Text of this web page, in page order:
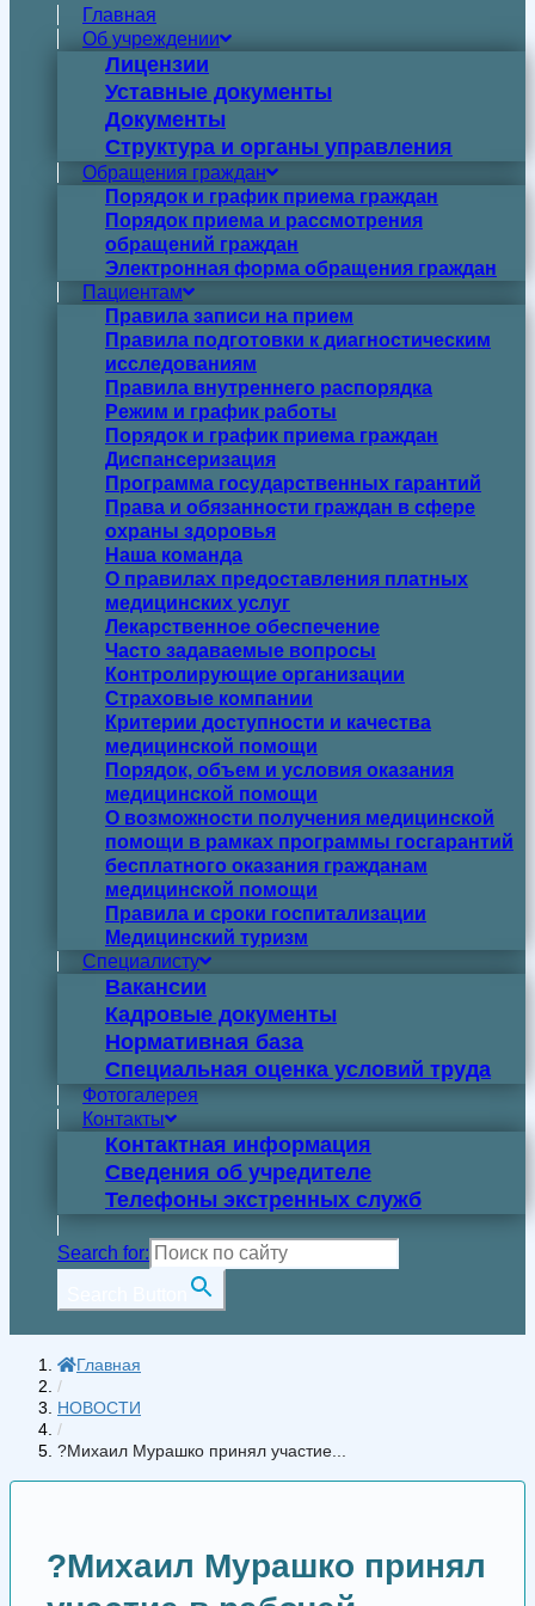
Главная
Об учреждении
Лицензии
Уставные документы
Документы
Структура и органы управления
Обращения граждан
Порядок и график приема граждан
Порядок приема и рассмотрения
обращений граждан
Электронная форма обращения граждан
Пациентам
Правила записи на прием
Правила подготовки к диагностическим
исследованиям
Правила внутреннего распорядка
Режим и график работы
Порядок и график приема граждан
Диспансеризация
Программа государственных гарантий
Права и обязанности граждан в сфере
охраны здоровья
Наша команда
О правилах предоставления платных
медицинских услуг
Лекарственное обеспечение
Часто задаваемые вопросы
Контролирующие организации
Страховые компании
Критерии доступности и качества
медицинской помощи
Порядок, объем и условия оказания
медицинской помощи
О возможности получения медицинской
помощи в рамках программы госгарантий
бесплатного оказания гражданам
медицинской помощи
Правила и сроки госпитализации
Медицинский туризм
Специалисту
Вакансии
Кадровые документы
Нормативная база
Специальная оценка условий труда
Фотогалерея
Контакты
Контактная информация
Сведения об учредителе
Телефоны экстренных служб
Search for:
Главная
/
НОВОСТИ
/
?Михаил Мурашко принял участие...
?Михаил Мурашко принял